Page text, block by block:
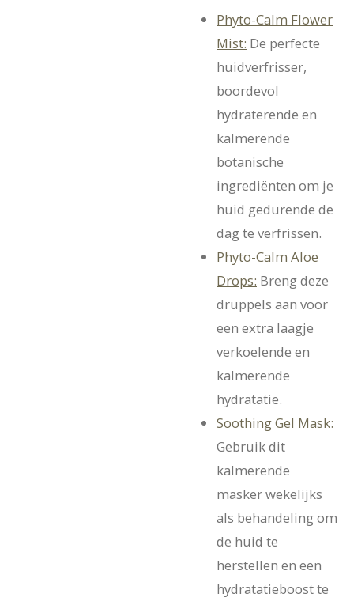
Phyto-Calm Flower
Mist: De perfecte
huidverfrisser,
boordevol
hydraterende en
kalmerende
botanische
ingrediënten om je
huid gedurende de
dag te verfrissen.
Phyto-Calm Aloe
Drops: Breng deze
druppels aan voor
een extra laagje
verkoelende en
kalmerende
hydratatie.
Soothing Gel Mask:
Gebruik dit
kalmerende
masker wekelijks
als behandeling om
de huid te
herstellen en een
hydratatieboost te